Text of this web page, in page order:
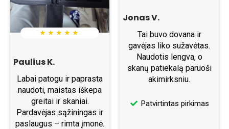
★ ★ ★ ★ ★
Paulius K.
Labai patogu ir paprasta
naudoti, maistas iškepa
greitai ir skaniai.
Pardavėjas sąžiningas ir
paslaugus – rimta įmonė.
Jonas V.
Tai buvo dovana ir
gavėjas liko sužavėtas.
Naudotis lengva, o
skanų patiekalą paruoši
akimirksniu.
Patvirtintas pirkimas